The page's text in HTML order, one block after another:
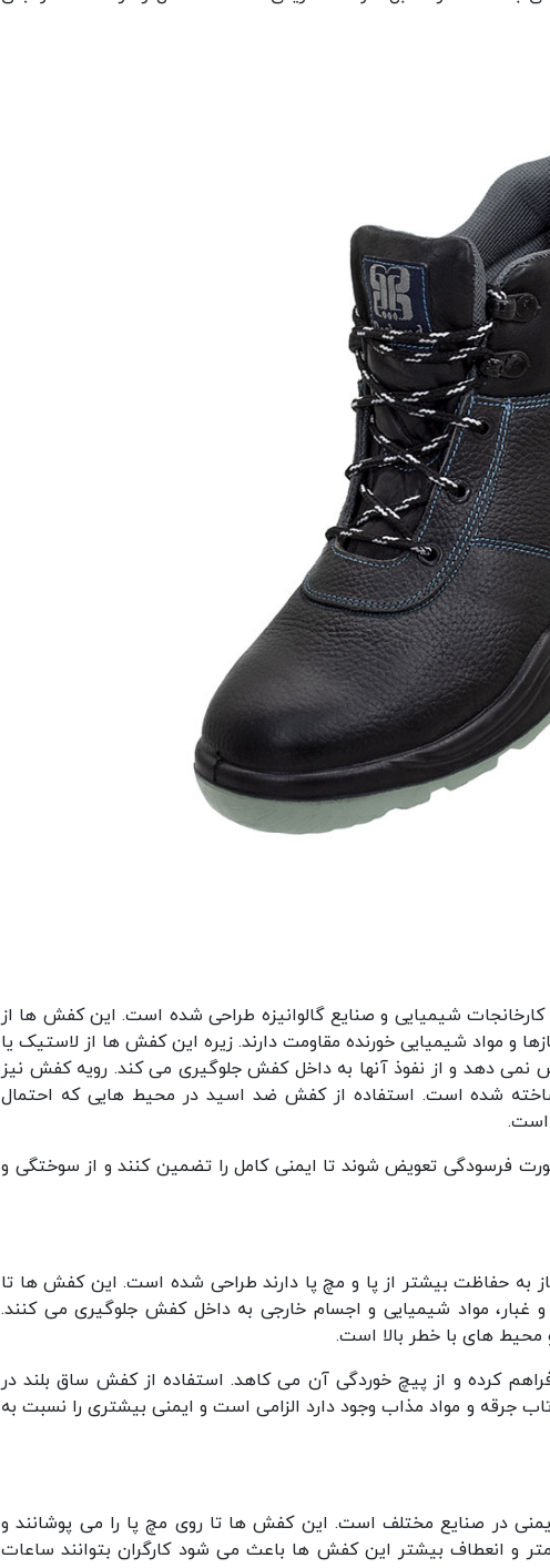
شیمیایی و صنایع گالوانیزه طراحی شده است. این کفش ها از
و مواد شیمیایی خورنده مقاومت دارند. زیره این کفش ها از لاستیک یا
نمی دهد و از نفوذ آنها به داخل کفش جلوگیری می کند. رویه کفش نیز
ساخته شده است. استفاده از کفش ضد اسید در محیط هایی که احتمال
است.
فرسودگی تعویض شوند تا ایمنی کامل را تضمین کنند و از سوختگی و
به حفاظت بیشتر از پا و مچ پا دارند طراحی شده است. این کفش ها تا
و غبار، مواد شیمیایی و اجسام خارجی به داخل کفش جلوگیری می کنند.
محیط های با خطر بالا است.
کرده و از پیچ خوردگی آن می کاهد. استفاده از کفش ساق بلند در
جرقه و مواد مذاب وجود دارد الزامی است و ایمنی بیشتری را نسبت به
در صنایع مختلف است. این کفش ها تا روی مچ پا را می پوشانند و
و انعطاف بیشتر این کفش ها باعث می شود کارگران بتوانند ساعات